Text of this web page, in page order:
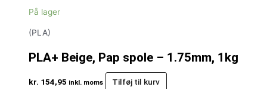
På lager
(PLA)
PLA+ Beige, Pap spole – 1.75mm, 1kg
kr. 154,95 inkl. moms Tilføj til kurv